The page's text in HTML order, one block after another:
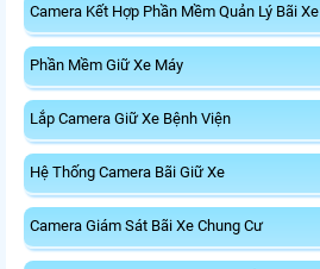
Camera Kết Hợp Phần Mềm Quản Lý Bãi Xe
Phần Mềm Giữ Xe Máy
Lắp Camera Giữ Xe Bệnh Viện
Hệ Thống Camera Bãi Giữ Xe
Camera Giám Sát Bãi Xe Chung Cư